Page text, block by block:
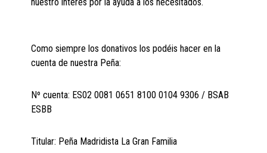
Como siempre los donativos los podéis hacer en la
cuenta de nuestra Peña:
Nº cuenta: ES02 0081 0651 8100 0104 9306 / BSAB
ESBB
Titular: Peña Madridista La Gran Familia